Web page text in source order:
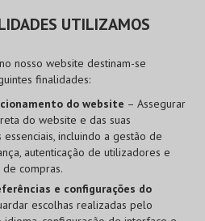
UTILIZAMOS
nosso website destinam-se
finalidades:
do website – Assegurar
do website e das suas
incluindo a gestão de
autenticação de utilizadores e
compras.
e configurações do
escolhas realizadas pelo